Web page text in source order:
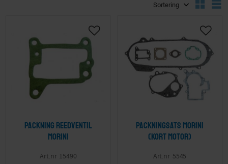
Packning reedventil
Morini
15490
Lägg till i önskelista
Packningsats Morini
(kort motor)
5545
Lägg